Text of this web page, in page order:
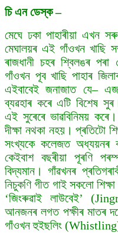
চি এন ডেস্ক–
মেঘে ঢকা পাহাৰীয়া এখন
মেঘালয়ৰ এই গাঁওখন খাছি
ৰাজধানী চহৰ শ্বিলঙৰ
গাঁওখন পূব খাছি পাহাৰ
এইবাবেই জনাজাত যে–
ব্যৱহাৰ কৰে এটি বিশেষ
এই সুৰেৰে ভাৱবিনিময়
দীক্ষা নথকা নহয়। প্ৰতিটো
সংখ্যকে কলেজত অধ্যয়নৰ
কেইবাশ বছৰীয়া পূৰণি
বিদ্যমান। গাঁৱখনৰ
নিচুকণি গীত গাই সকলো
‘জিংৰুৱাই লাউবেই’
আনজনৰ লগত পক্ষীৰ মাতৰ
গাঁওখন হুইছলিং